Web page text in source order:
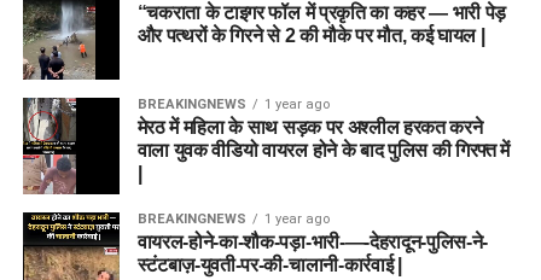
निष्कर्ष (Conclusion)
MI London Women और Trent Rockets Women दोनों ही स्टार
खिलाड़ियों से सजी टीमें हैं। जहां MI London को घरेलू परिस्थितियों का
फायदा मिलेगा, वहीं Trent Rockets अपने मजबूत ऑलराउंड डिपार्टमेंट
पर भरोसा करेगी। फैंटेसी
आंकड़ों, टॉस अपडेट और पिच स्थिति के आधार पर अपनी फाइनल
Dream11टीम बनाएं।
Usman Tariq
Top Fantasy Picks
खिलाड़ी भूमिका
Mitchell Marsh
Ryan Rickelton
Wicketkeeper
Joe Clarke
Wicketkeeper/Batter
“चकराता के टाइगर फॉल में प्रकृति का कहर — भारी पेड़
और पत्थरों के गिरने से 2 की मौके पर मौत, कई घायल |
BREAKINGNEWS 1 year ago
मेरठ में महिला के साथ सड़क पर अश्लील हरकत करने
वाला युवक वीडियो वायरल होने के बाद पुलिस की गिरफ्त में
BREAKINGNEWS 1 year ago
वायरल-होने-का-शौक-पड़ा-भारी-—-देहरादून-पुलिस-ने-
स्टंटबाज़-युवती-पर-की-चालानी-कार्रवाई |